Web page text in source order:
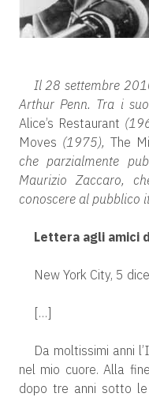
Il 28 settembre
Arthur Penn. Tra i
Alice’s Restaurant
Moves (1975), The
che parzialmente
Maurizio Zaccaro,
conoscere al pubblico
Lettera agli amici
New York City, 5
[…]
Da moltissimi anni
nel mio cuore. Alla
dopo tre anni sotto